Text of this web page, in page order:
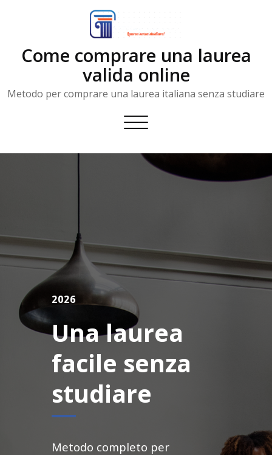
Come comprare una laurea
valida online
Metodo per comprare una laurea italiana senza studiare
Toggle
2026
Una laurea
facile senza
studiare
Metodo completo per